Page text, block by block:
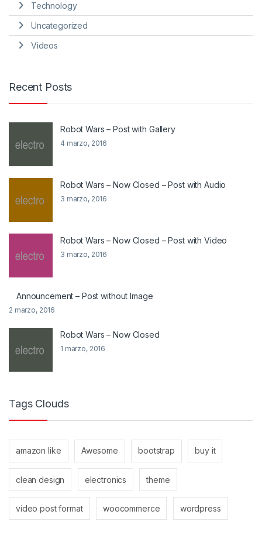
Technology
Uncategorized
Videos
Recent Posts
Robot Wars – Post with Gallery
4 marzo, 2016
Robot Wars – Now Closed – Post with Audio
3 marzo, 2016
Robot Wars – Now Closed – Post with Video
3 marzo, 2016
Announcement – Post without Image
2 marzo, 2016
Robot Wars – Now Closed
1 marzo, 2016
Tags Clouds
amazon like Awesome bootstrap buy it
clean design electronics theme
video post format woocommerce wordpress